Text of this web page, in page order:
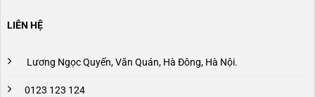
LIÊN HỆ
Lương Ngọc Quyến, Văn Quán, Hà Đông, Hà Nội.
0123 123 124